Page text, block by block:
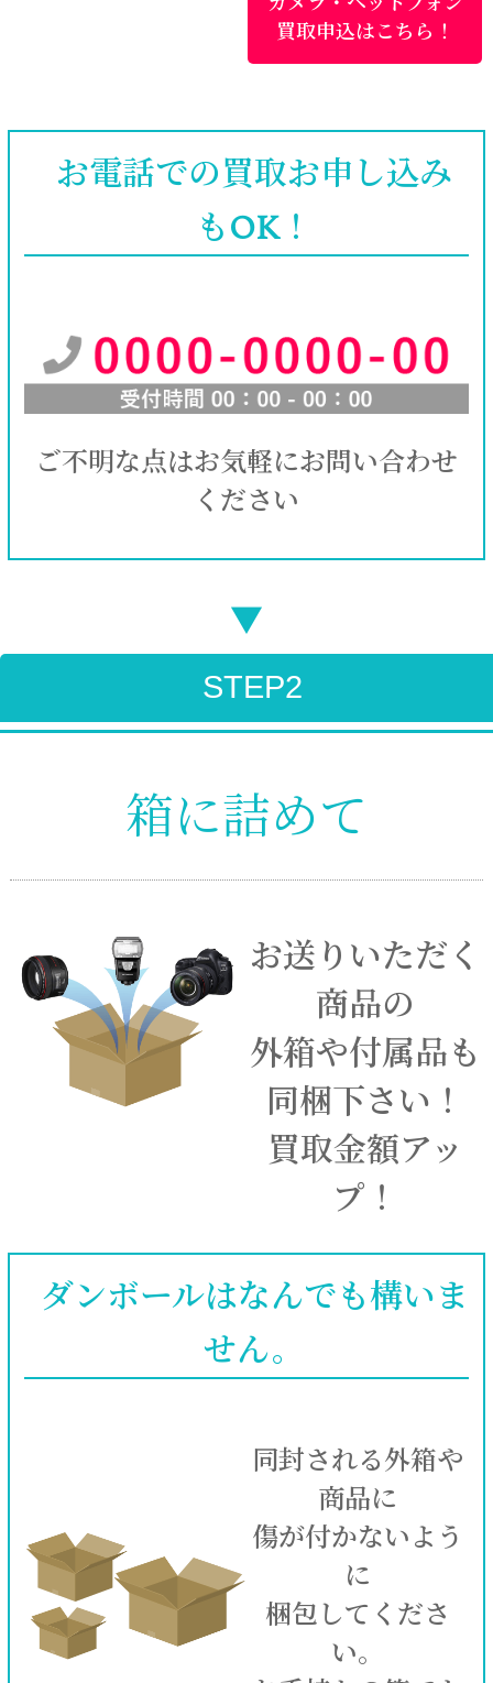
買取申込はこちら！
お電話での買取お申し込み
もOK！
ご不明な点はお気軽にお問い合わせ
ください
▼
STEP2
箱に詰めて
お送りいただく
商品の
外箱や付属品も
同梱下さい！
買取金額アッ
プ！
ダンボールはなんでも構いま
せん。
同封される外箱や
商品に
傷が付かないよう
に
梱包してくださ
い。